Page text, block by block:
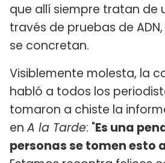
que allí siempre tratan de
través de pruebas de
se concretan.
Visiblemente molesta, la
habló a todos los
tomaron a chiste la
enA la Tarde: "Es una
personas se tomen esto